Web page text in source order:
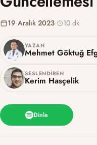
YAZAN
Mehmet Göktuğ
SESLENDIREN
Kerim Hasçelik
19 Aralık 2023· 10 dk
Dinle